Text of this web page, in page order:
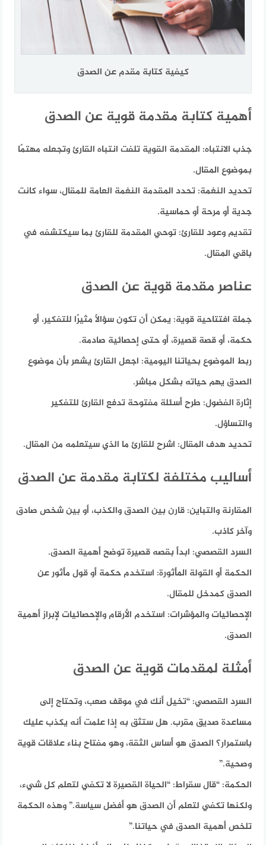
كيفية كتابة مقدم عن الصدق
أهمية كتابة مقدمة قوية عن الصدق
جذب الانتباه: المقدمة القوية تلفت انتباه القارئ وتجعله مهتمًا
بموضوع المقال.
تحديد النغمة: تحدد المقدمة النغمة العامة للمقال، سواء كانت
جدية أو مرحة أو حماسية.
تقديم وعود للقارئ: توحي المقدمة للقارئ بما سيكتشفه في
باقي المقال.
عناصر مقدمة قوية عن الصدق
جملة افتتاحية قوية: يمكن أن تكون سؤالًا مثيرًا للتفكير، أو
حكمة، أو قصة قصيرة، أو حتى إحصائية صادمة.
ربط الموضوع بحياتنا اليومية: اجعل القارئ يشعر بأن موضوع
الصدق يهم حياته بشكل مباشر.
إثارة الفضول: طرح أسئلة مفتوحة تدفع القارئ للتفكير
والتساؤل.
تحديد هدف المقال: اشرح للقارئ ما الذي سيتعلمه من المقال.
أساليب مختلفة لكتابة مقدمة عن الصدق
المقارنة والتباين: قارن بين الصدق والكذب، أو بين شخص صادق
وآخر كاذب.
السرد القصصي: ابدأ بقصه قصيرة توضح أهمية الصدق.
الحكمة أو القولة المأثورة: استخدم حكمة أو قول مأثور عن
الصدق كمدخل للمقال.
الإحصائيات والمؤشرات: استخدم الأرقام والإحصائيات لإبراز أهمية
الصدق.
أمثلة لمقدمات قوية عن الصدق
السرد القصصي: “تخيل أنك في موقف صعب، وتحتاج إلى
مساعدة صديق مقرب. هل ستثق به إذا علمت أنه يكذب عليك
باستمرار؟ الصدق هو أساس الثقة، وهو مفتاح بناء علاقات قوية
وصحية.”
الحكمة: “قال سقراط: “الحياة القصيرة لا تكفي لتعلم كل شيء،
ولكنها تكفي لتعلم أن الصدق هو أفضل سياسة.” وهذه الحكمة
تلخص أهمية الصدق في حياتنا.”